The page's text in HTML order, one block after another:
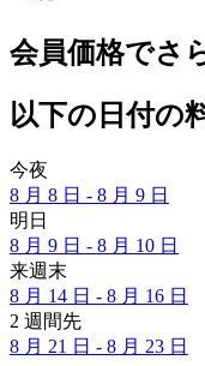
会員価格でさ
以下の日付の
今夜
8 月 8 日 - 8 月 9 日
明日
8 月 9 日 - 8 月 10 日
来週末
8 月 14 日 - 8 月 16 日
2 週間先
8 月 21 日 - 8 月 23 日